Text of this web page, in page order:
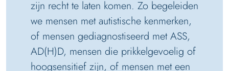
zijn recht te laten komen. Zo begeleiden
we mensen met autistische kenmerken,
of mensen gediagnostiseerd met ASS,
AD(H)D, mensen die prikkelgevoelig of
hoogsensitief zijn, of mensen met een